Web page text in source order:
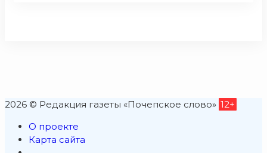
2026 © Редакция газеты «Почепское слово» 12+
О проекте
Карта сайта